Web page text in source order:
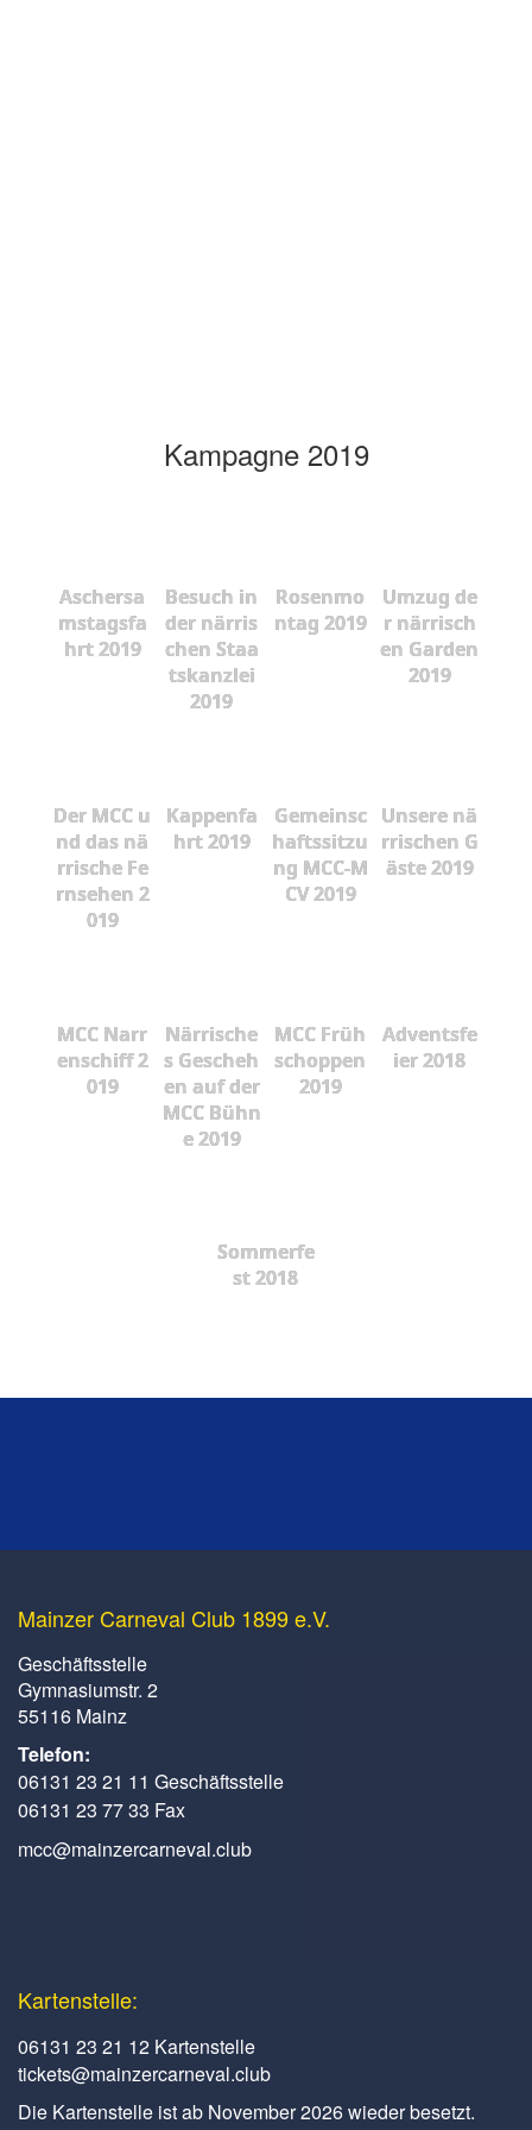
Kampagne 2019
Aschersa
mstagsfa
hrt 2019
Besuch in
der närris
chen Staa
tskanzlei
2019
Rosenmo
ntag 2019
Umzug de
r närrisch
en Garden
2019
Der MCC u
nd das nä
rrische Fe
rnsehen 2
019
Kappenfa
hrt 2019
Gemeinsc
haftssitzu
ng MCC-M
CV 2019
Unsere nä
rrischen G
äste 2019
MCC Narr
enschiff 2
019
Närrische
s Gescheh
en auf der
MCC Bühn
e 2019
MCC Früh
schoppen
2019
Adventsfe
ier 2018
Sommerfe
st 2018
Mainzer Carneval Club 1899 e.V.
Geschäftsstelle
Gymnasiumstr. 2
55116 Mainz
Telefon:
06131 23 21 11 Geschäftsstelle
06131 23 77 33 Fax
mcc@mainzercarneval.club
Kartenstelle:
06131 23 21 12 Kartenstelle
tickets@mainzercarneval.club
Die Kartenstelle ist ab November 2026 wieder besetzt.